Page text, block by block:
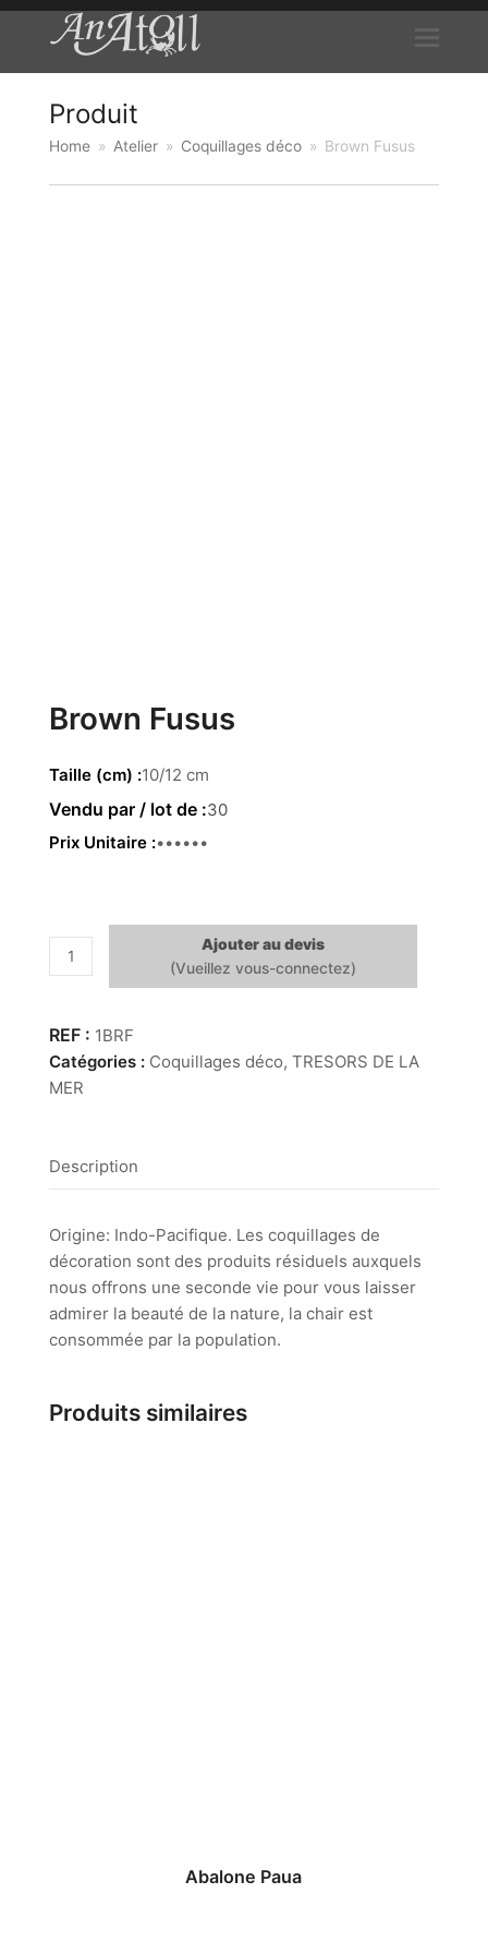
Produit
Home » Atelier » Coquillages déco » Brown Fusus
Brown Fusus
Taille (cm) 10/12 cm
30
Prix Unitaire 1.44 €
quantité
de
Fusus
Ajouter au devis
1BRF
Catégories : Coquillages déco, TRESORS DE LA
MER
Description
Origine: Indo-Pacifique. Les coquillages de
décoration sont des produits résiduels auxquels
nous offrons une seconde vie pour vous laisser
admirer la beauté de la nature, la chair est
consommée par la population.
Produits similaires
Abalone Paua